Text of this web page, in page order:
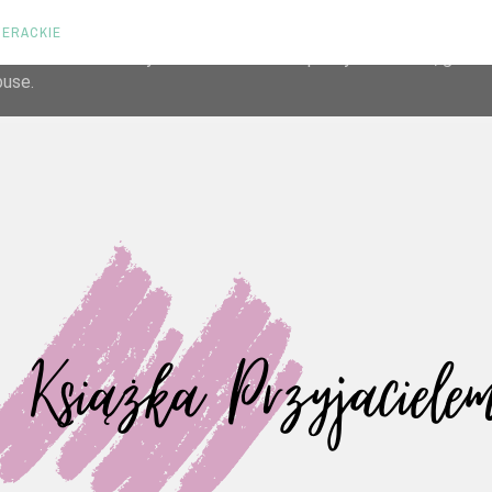
its services and to analyze traffic. Your IP address and